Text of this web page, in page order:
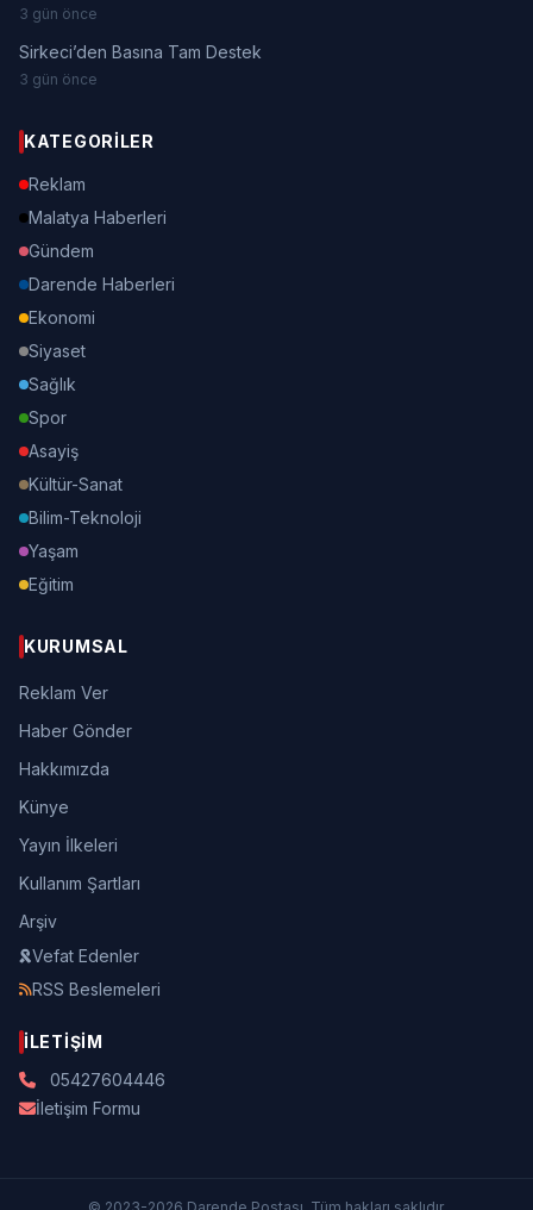
3 gün önce
Sirkeci’den Basına Tam Destek
3 gün önce
KATEGORILER
Reklam
Malatya Haberleri
Gündem
Darende Haberleri
Ekonomi
Siyaset
Sağlık
Spor
Asayiş
Kültür-Sanat
Bilim-Teknoloji
Yaşam
Eğitim
KURUMSAL
Reklam Ver
Haber Gönder
Hakkımızda
Künye
Yayın İlkeleri
Kullanım Şartları
Arşiv
Vefat Edenler
RSS Beslemeleri
İLETIŞIM
05427604446
İletişim Formu